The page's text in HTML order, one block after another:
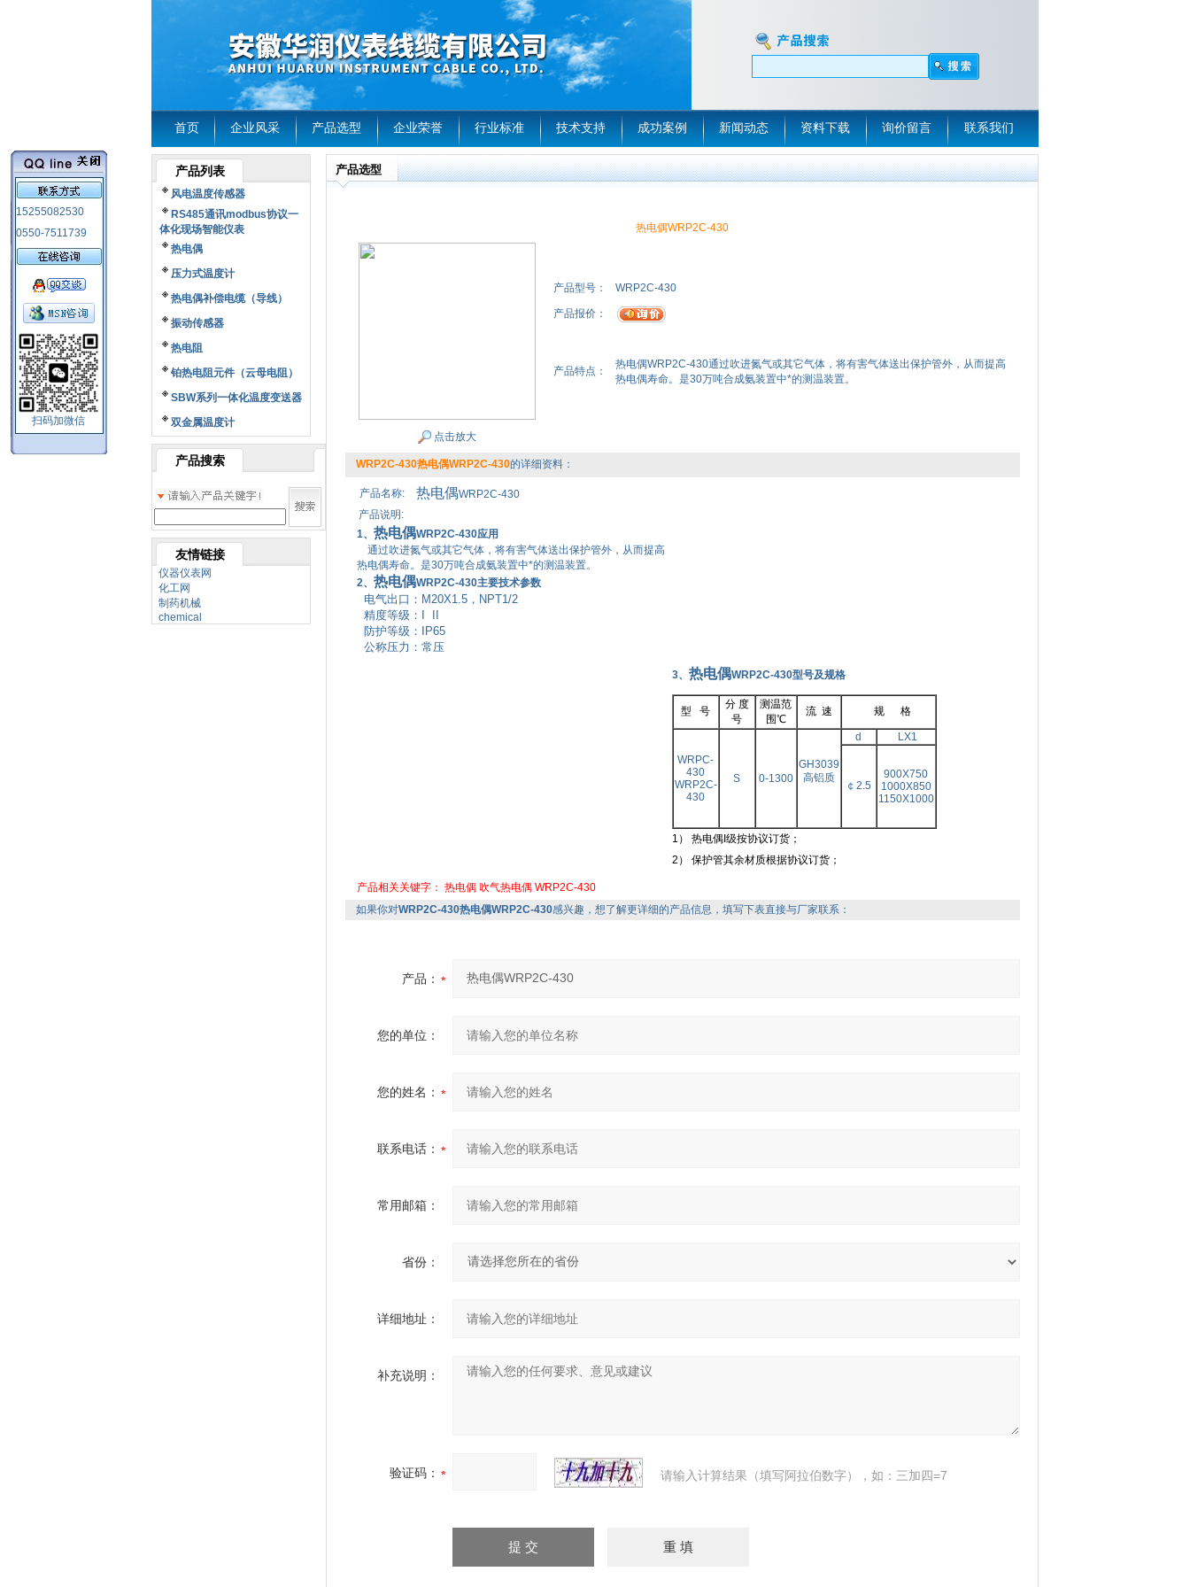
首页 企业风采 产品选型 企业荣誉 行业标准 技术支持 成功案例 新闻动态 资料下载 询价留言 联系我们
15255082530
0550-7511739
扫码加微信
产品列表
风电温度传感器
RS485通讯modbus协议一
体化现场智能仪表
热电偶
压力式温度计
热电偶补偿电缆（导线）
振动传感器
热电阻
铂热电阻元件（云母电阻）
SBW系列一体化温度变送器
双金属温度计
产品搜索
友情链接
仪器仪表网
化工网
制药机械
chemical
产品选型
热电偶WRP2C-430
点击放大
产品型号： WRP2C-430
产品报价：
产品特点：
热电偶WRP2C-430通过吹进氮气或其它气体，将有害气体送出保护管外，从而提高
热电偶寿命。是30万吨合成氨装置中*的测温装置。
WRP2C-430热电偶WRP2C-430的详细资料：
产品名称: 热电偶WRP2C-430
产品说明:
1、 热电偶WRP2C-430应用
通过吹进氮气或其它气体，将有害气体送出保护管外，从而提高
热电偶寿命。是30万吨合成氨装置中*的测温装置。
2、 热电偶WRP2C-430主要技术参数
电气出口：M20X1.5，NPT1/2
精度等级：I II
防护等级：IP65
公称压力：常压
3、 热电偶WRP2C-430型号及规格
型 号
分 度
号
测温范
围℃
流 速 规 格
WRPC-
430
WRP2C-
430
S 0-1300
GH3039
高铝质
d LX1
￠2.5
900X750
1000X850
1150X1000
1） 热电偶I级按协议订货；
2） 保护管其余材质根据协议订货；
产品相关关键字： 热电偶 吹气热电偶 WRP2C-430
如果你对WRP2C-430热电偶WRP2C-430感兴趣，想了解更详细的产品信息，填写下表直接与厂家联系：
产品：
您的单位：
您的姓名：
联系电话：
常用邮箱：
省份：
详细地址：
补充说明：
验证码： 请输入计算结果（填写阿拉伯数字），如：三加四=7